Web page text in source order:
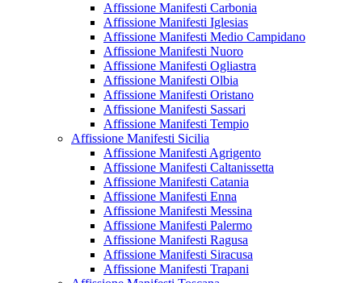
Affissione Manifesti Carbonia
Affissione Manifesti Iglesias
Affissione Manifesti Medio Campidano
Affissione Manifesti Nuoro
Affissione Manifesti Ogliastra
Affissione Manifesti Olbia
Affissione Manifesti Oristano
Affissione Manifesti Sassari
Affissione Manifesti Tempio
Affissione Manifesti Sicilia
Affissione Manifesti Agrigento
Affissione Manifesti Caltanissetta
Affissione Manifesti Catania
Affissione Manifesti Enna
Affissione Manifesti Messina
Affissione Manifesti Palermo
Affissione Manifesti Ragusa
Affissione Manifesti Siracusa
Affissione Manifesti Trapani